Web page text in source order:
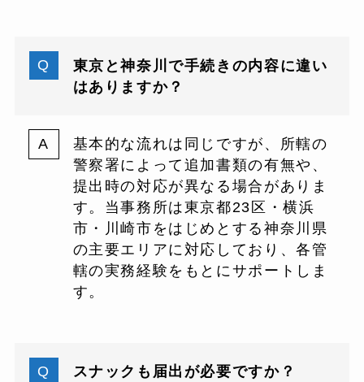
東京と神奈川で手続きの内容に違い
はありますか？
基本的な流れは同じですが、所轄の
警察署によって追加書類の有無や、
提出時の対応が異なる場合がありま
す。当事務所は東京都23区・横浜
市・川崎市をはじめとする神奈川県
の主要エリアに対応しており、各管
轄の実務経験をもとにサポートしま
す。
スナックも届出が必要ですか？